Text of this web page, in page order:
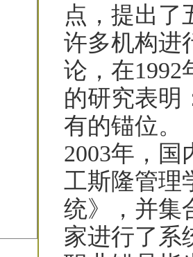
点，提出了
许多机构进
论，在
的研究表明
有的锚位。
2003年，
工斯隆管理
统》，并集
家进行了系